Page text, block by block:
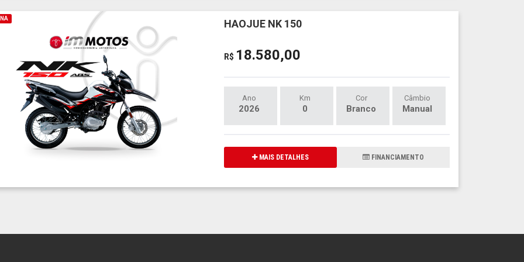
HAOJUE NK 150
R$ 18.580,00
Ano
2026
Km
0
Cor
Branco
Câmbio
Manual
MAIS DETALHES FINANCIAMENTO